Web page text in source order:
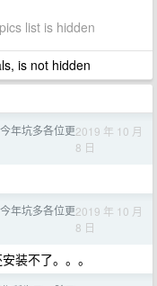
list is hidden
is not hidden
年坑多各位更2019 年 10 月
8 日
年坑多各位更2019 年 10 月
8 日
装不了。。。